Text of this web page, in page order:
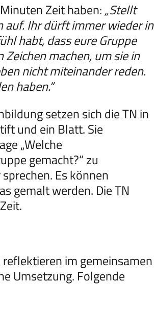
Zeit haben:„Stellt
auf. Ihr dürft immer wieder in
habt, dass eure Gruppe
machen, um sie in
nicht miteinander reden.
haben.“
setzen sich die TN in
und ein Blatt. Sie
„Welche
gemacht?“ zu
Es können
gemalt werden. Die TN
im gemeinsamen
Umsetzung. Folgende